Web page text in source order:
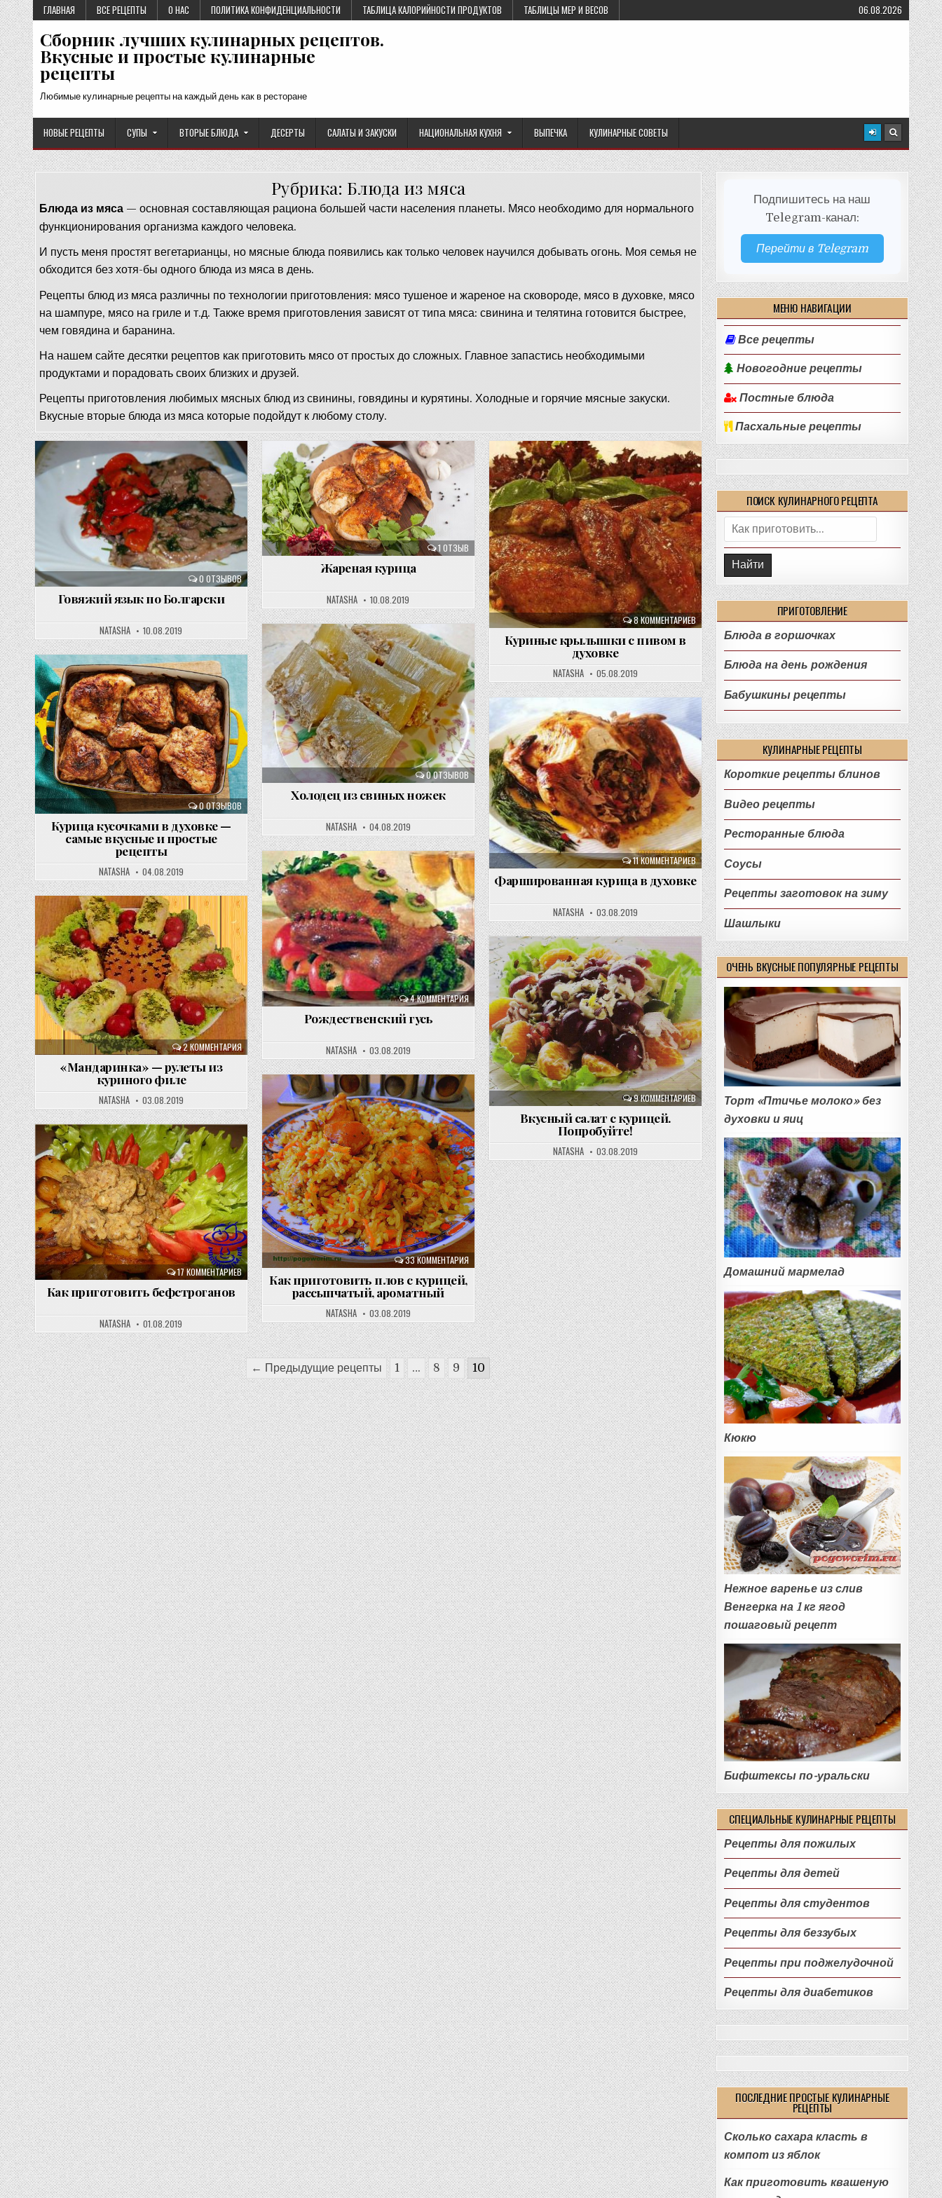
Перейти
к
содержимому
ГЛАВНАЯ ВСЕ РЕЦЕПТЫ О НАС ПОЛИТИКА КОНФИДЕНЦИАЛЬНОСТИ ТАБЛИЦА КАЛОРИЙНОСТИ ПРОДУКТОВ ТАБЛИЦЫ МЕР И ВЕСОВ 06.08.2026
Сборник лучших кулинарных рецептов.
Вкусные и простые кулинарные
рецепты
Любимые кулинарные рецепты на каждый день как в ресторане
НОВЫЕ РЕЦЕПТЫ СУПЫ ВТОРЫЕ БЛЮДА ДЕСЕРТЫ САЛАТЫ И ЗАКУСКИ НАЦИОНАЛЬНАЯ КУХНЯ ВЫПЕЧКА КУЛИНАРНЫЕ СОВЕТЫ
Рубрика: Блюда из мяса
Блюда из мяса — основная составляющая рациона большей части населения планеты. Мясо необходимо для нормального
функционирования организма каждого человека.
И пусть меня простят вегетарианцы, но мясные блюда появились как только человек научился добывать огонь. Моя семья не
обходится без хотя-бы одного блюда из мяса в день.
Рецепты блюд из мяса различны по технологии приготовления: мясо тушеное и жареное на сковороде, мясо в духовке, мясо
на шампуре, мясо на гриле и т.д. Также время приготовления зависят от типа мяса: свинина и телятина готовится быстрее,
чем говядина и баранина.
На нашем сайте десятки рецептов как приготовить мясо от простых до сложных. Главное запастись необходимыми
продуктами и порадовать своих близких и друзей.
Рецепты приготовления любимых мясных блюд из свинины, говядины и курятины. Холодные и горячие мясные закуски.
Вкусные вторые блюда из мяса которые подойдут к любому столу.
0 ОТЗЫВОВ
Говяжий язык по Болгарски
NATASHA 10.08.2019
1 ОТЗЫВ
Жареная курица
NATASHA
10.08.2019
8 КОММЕНТАРИЕВ
Куриные крылышки с пивом в
духовке
NATASHA 05.08.2019
0 ОТЗЫВОВ
Холодец из свиных ножек
NATASHA 04.08.2019
0 ОТЗЫВОВ
Курица кусочками в духовке —
самые вкусные и простые
рецепты
NATASHA 04.08.2019
11 КОММЕНТАРИЕВ
Фаршированная курица в духовке
NATASHA 03.08.2019
4 КОММЕНТАРИЯ
Рождественский гусь
NATASHA 03.08.2019
2 КОММЕНТАРИЯ
«Мандаринка» — рулеты из
куриного филе
NATASHA 03.08.2019 9 КОММЕНТАРИЕВ
Вкусный салат с курицей.
Попробуйте!
NATASHA 03.08.2019
33 КОММЕНТАРИЯ
Как приготовить плов с курицей,
рассыпчатый, ароматный
NATASHA 03.08.2019
17 КОММЕНТАРИЕВ
Как приготовить бефстроганов
NATASHA 01.08.2019
Пагинация
записей
← Предыдущие рецепты 1 … 8 9 10
Подпишитесь на наш
Telegram-канал:
Перейти в Telegram
МЕНЮ НАВИГАЦИИ
Все рецепты
Новогодние рецепты
Постные блюда
Пасхальные рецепты
ПОИСК КУЛИНАРНОГО РЕЦЕПТА
Поиск:
ПРИГОТОВЛЕНИЕ
Блюда в горшочках
Блюда на день рождения
Бабушкины рецепты
КУЛИНАРНЫЕ РЕЦЕПТЫ
Короткие рецепты блинов
Видео рецепты
Ресторанные блюда
Соусы
Рецепты заготовок на зиму
Шашлыки
ОЧЕНЬ ВКУСНЫЕ ПОПУЛЯРНЫЕ РЕЦЕПТЫ
Торт «Птичье молоко» без
духовки и яиц
Домашний мармелад
Кюкю
Нежное варенье из слив
Венгерка на 1 кг ягод
пошаговый рецепт
Бифштексы по-уральски
СПЕЦИАЛЬНЫЕ КУЛИНАРНЫЕ РЕЦЕПТЫ
Рецепты для пожилых
Рецепты для детей
Рецепты для студентов
Рецепты для беззубых
Рецепты при поджелудочной
Рецепты для диабетиков
ПОСЛЕДНИЕ ПРОСТЫЕ КУЛИНАРНЫЕ
РЕЦЕПТЫ
Сколько сахара класть в
компот из яблок
Как приготовить квашеную